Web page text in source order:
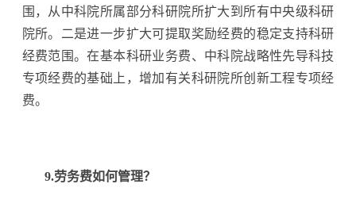
围，从中科院所属部分科研院所扩大到所有中央级科研
院所。二是进一步扩大可提取奖励经费的稳定支持科研
经费范围。在基本科研业务费、中科院战略性先导科技
专项经费的基础上，增加有关科研院所创新工程专项经
费。
9.劳务费如何管理？